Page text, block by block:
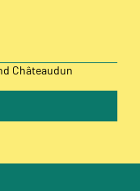
Châteaudun